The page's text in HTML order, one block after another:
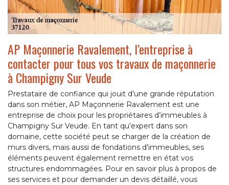
AP Maçonnerie Ravalement, l’entreprise à
contacter pour tous vos travaux de maçonnerie
à Champigny Sur Veude
Prestataire de confiance qui jouit d’une grande réputation
dans son métier, AP Maçonnerie Ravalement est une
entreprise de choix pour les propriétaires d’immeubles à
Champigny Sur Veude. En tant qu’expert dans son
domaine, cette société peut se charger de la création de
murs divers, mais aussi de fondations d’immeubles, ses
éléments peuvent également remettre en état vos
structures endommagées. Pour en savoir plus à propos de
ses services et pour demander un devis détaillé, vous